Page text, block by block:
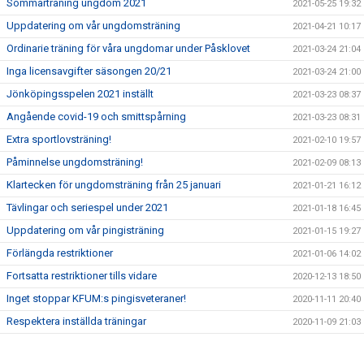
Sommarträning ungdom 2021 2021-05-25 19:32
Uppdatering om vår ungdomsträning 2021-04-21 10:17
Ordinarie träning för våra ungdomar under Påsklovet 2021-03-24 21:04
Inga licensavgifter säsongen 20/21 2021-03-24 21:00
Jönköpingsspelen 2021 inställt 2021-03-23 08:37
Angående covid-19 och smittspårning 2021-03-23 08:31
Extra sportlovsträning! 2021-02-10 19:57
Påminnelse ungdomsträning! 2021-02-09 08:13
Klartecken för ungdomsträning från 25 januari 2021-01-21 16:12
Tävlingar och seriespel under 2021 2021-01-18 16:45
Uppdatering om vår pingisträning 2021-01-15 19:27
Förlängda restriktioner 2021-01-06 14:02
Fortsatta restriktioner tills vidare 2020-12-13 18:50
Inget stoppar KFUM:s pingisveteraner! 2020-11-11 20:40
Respektera inställda träningar 2020-11-09 21:03